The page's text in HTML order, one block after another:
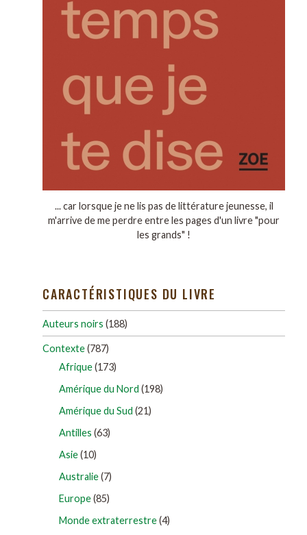
... car lorsque je ne lis pas de littérature jeunesse, il
m'arrive de me perdre entre les pages d'un livre "pour
les grands" !
CARACTÉRISTIQUES DU LIVRE
Auteurs noirs (188)
Contexte(787)
Afrique(173)
Amérique du Nord (198)
Amérique du Sud (21)
Antilles (63)
Asie(10)
Australie(7)
Europe(85)
Monde extraterrestre(4)